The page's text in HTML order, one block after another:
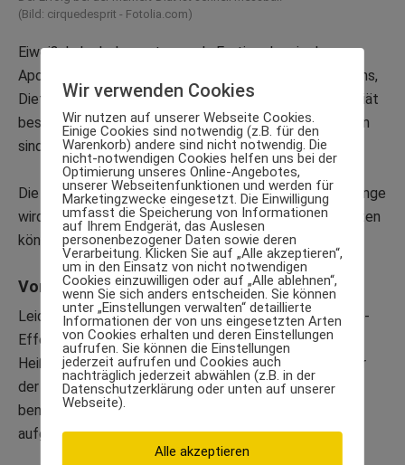
(Bild: cirquedesprit - Fotolia.com)
Eiweißshake bekommt man als Fertigpulver in der
Apotheke. Außerdem hat der Entwickler des Programms,
Dieter Markert, ein Buch heraus gebracht, in dem die Diät
beschrieben wird und einige Motivationstipps enthalten
sind.
Die Dauer derMarkert-Diätist eher kurz, denn allzu lange
wird man eine Kalorienzufuhr von 1. 000 nicht durchhalten
können.
Vor- und Nachteile der Diät
Leider ist auch bei derMarkert-Diätein gewisser Jojo-
Effekt fast unvermeidlich, ebenso wie
Heißhungerattacken. Außerdem bewirbt der Entwickler
der Diät sein Eiweißshake, den man eigentlich nicht
benötigt, da bereits über die Nahrung genug Eiweiß
aufgenommen wird.
Wir verwenden Cookies
Wir nutzen auf unserer Webseite Cookies.
Einige Cookies sind notwendig (z.B. für den
Warenkorb) andere sind nicht notwendig. Die
nicht-notwendigen Cookies helfen uns bei der
Optimierung unseres Online-Angebotes,
unserer Webseitenfunktionen und werden für
Marketingzwecke eingesetzt. Die Einwilligung
umfasst die Speicherung von Informationen
auf Ihrem Endgerät, das Auslesen
personenbezogener Daten sowie deren
Verarbeitung. Klicken Sie auf „Alle akzeptieren“,
um in den Einsatz von nicht notwendigen
Cookies einzuwilligen oder auf „Alle ablehnen“,
wenn Sie sich anders entscheiden. Sie können
unter „Einstellungen verwalten“ detaillierte
Informationen der von uns eingesetzten Arten
von Cookies erhalten und deren Einstellungen
aufrufen. Sie können die Einstellungen
jederzeit aufrufen und Cookies auch
nachträglich jederzeit abwählen (z.B. in der
Datenschutzerklärung oder unten auf unserer
Webseite).
Alle akzeptieren